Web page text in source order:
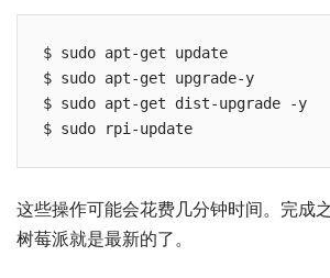
$ sudo apt-get update
$ sudo apt-get upgrade-y
$ sudo apt-get dist-upgrade -y
这些操作可能会花费几分钟时间。完成
树莓派就是最新的了。